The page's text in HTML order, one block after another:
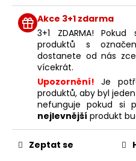
Akce 3+1 zdarma
3+1 ZDARMA!
produktů s
dostanete od nás
vícekrát.
Upozornění! Je
produktů, aby byl
nefunguje pokud si
nejlevnější produkt
Zeptat se
NENESS
P'DOXE
129